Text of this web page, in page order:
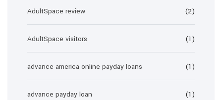
AdultSpace review (2)
AdultSpace visitors (1)
advance america online payday loans (1)
advance payday loan (1)